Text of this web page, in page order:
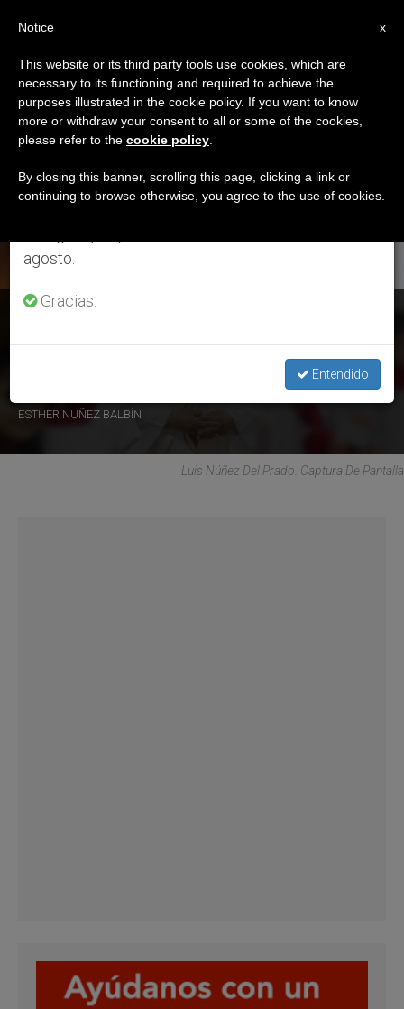
ETIQUETA
Posts Tagged ‘padre
Omar Sánchez’
ÚLTIMAS NOTICIAS
“Sin temor”: Perú abre paso a la esperanza en medio de la
ESTHER NUÑEZ BALBÍN
Luis Núñez Del Prado. Captura De Pantalla
×
Aviso importante
Del 27 de julio al 7 de agosto haremos la pausa
anual, aprovechando que en el periodo de verano
se generan menos informaciones y también el
agosto.
Gracias.
Entendido
x
Notice
This website or its third party tools use cookies, which are
necessary to its functioning and required to achieve the
purposes illustrated in the cookie policy. If you want to know
more or withdraw your consent to all or some of the cookies,
please refer to the cookie policy
By closing this banner, scrolling this page, clicking a link or
continuing to browse otherwise, you agree to the use of cookies.